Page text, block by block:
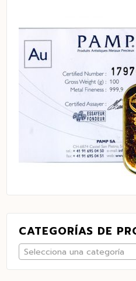
CATEGORÍAS DE
Selecciona una categoría